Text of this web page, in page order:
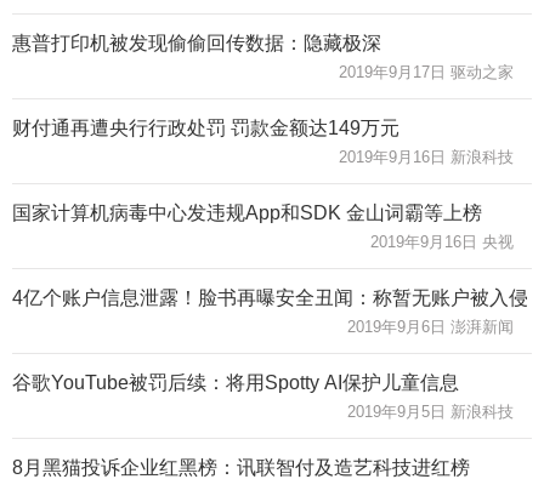
惠普打印机被发现偷偷回传数据：隐藏极深
2019年9月17日 驱动之家
财付通再遭央行行政处罚 罚款金额达149万元
2019年9月16日 新浪科技
国家计算机病毒中心发违规App和SDK 金山词霸等上榜
2019年9月16日 央视
4亿个账户信息泄露！脸书再曝安全丑闻：称暂无账户被入侵
2019年9月6日 澎湃新闻
谷歌YouTube被罚后续：将用Spotty AI保护儿童信息
2019年9月5日 新浪科技
8月黑猫投诉企业红黑榜：讯联智付及造艺科技进红榜